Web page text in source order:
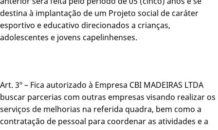
destina à implantação de um Projeto social de caráter
esportivo e educativo direcionados a crianças,
adolescentes e jovens capelinhenses.
Art. 3º – Fica autorizado à Empresa CBI MADEIRAS LTDA
buscar parcerias com outras empresas visando realizar os
serviços de melhorias na referida quadra, bem como a
contratação de pessoal para coordenar as atividades e a